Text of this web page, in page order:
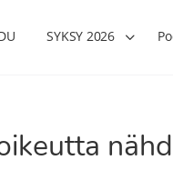
SYKSY 2026